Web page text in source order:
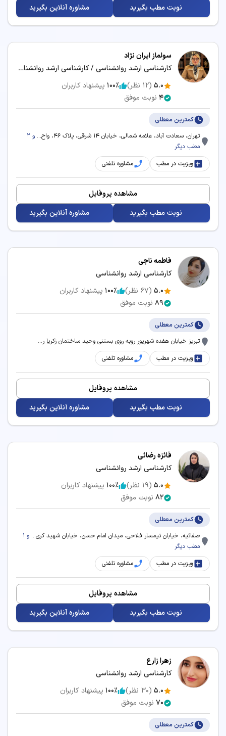
نوبت مطب بگیرید مشاوره آنلاین بگیرید
سولماز ایران نژاد
کارشناسی ارشد روانشناسی / کارشناسی ارشد روانشناسی کودک و نوجوان
5.0
(
12 نظر) 100٪ پیشنهاد کاربران
4 نوبت موفق
کمترین معطلی
تهران، سعادت آباد، علامه شمالی، خیابان 14 شرقی، پلاک 46، واح...
و 2
مطب دیگر
ویزیت در مطب
مشاوره تلفنی
مشاهده پروفایل
نوبت مطب بگیرید
مشاوره آنلاین بگیرید
فاطمه ناجی
کارشناسی ارشد روانشناسی
5.0
(
67 نظر) 100٪ پیشنهاد کاربران
89 نوبت موفق
کمترین معطلی
تبریز خیابان هفده شهریور روبه روی بستنی وحید ساختمان زکریا ر...
ویزیت در مطب
مشاوره تلفنی
مشاهده پروفایل
نوبت مطب بگیرید
مشاوره آنلاین بگیرید
فائزه رضائی
کارشناسی ارشد روانشناسی
5.0
(
19 نظر) 100٪ پیشنهاد کاربران
82 نوبت موفق
کمترین معطلی
صفائیه، خیابان تیمسار فلاحی، میدان امام حسن، خیابان شهید کری...
و 1
مطب دیگر
ویزیت در مطب
مشاوره تلفنی
مشاهده پروفایل
نوبت مطب بگیرید
مشاوره آنلاین بگیرید
زهرا زارع
کارشناسی ارشد روانشناسی
5.0
(
30 نظر) 100٪ پیشنهاد کاربران
70 نوبت موفق
کمترین معطلی